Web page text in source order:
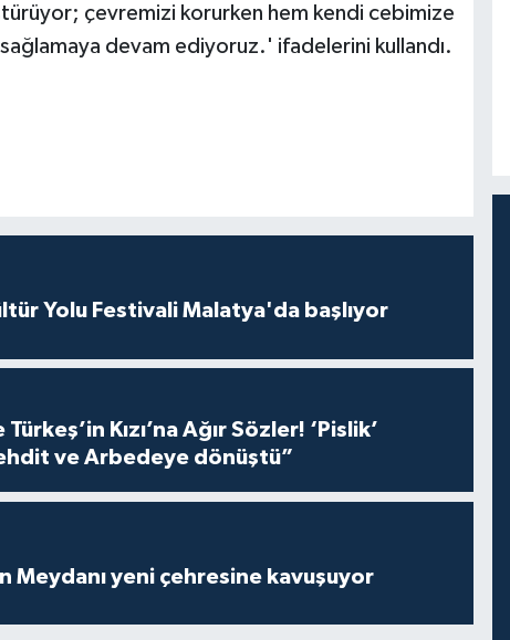
çevremizi korurken hem kendi cebimize
devam ediyoruz.' ifadelerini kullandı.
Yolu Festivali Malatya'da başlıyor
Kızı’na Ağır Sözler! ‘Pislik’
ve Arbedeye dönüştü”
Meydanı yeni çehresine kavuşuyor